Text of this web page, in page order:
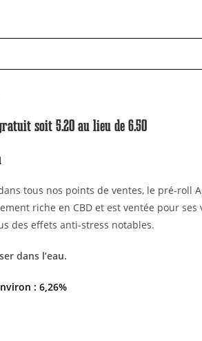
soit 5.20 au lieu de 6.50
tous nos points de ventes, le pré-roll
riche en CBD et est ventée pour
des effets anti-stress notables.
dans l’eau.
: 6,26%